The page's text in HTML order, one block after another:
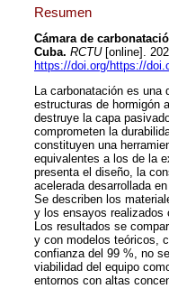
Resumen
Cámara de
Cuba. RCTU[online].
https://doi.org/https://
La carbonatación es una
estructuras de hormigón
destruye la capa
comprometen la
constituyen una
equivalentes a los de la
presenta el diseño, la
acelerada desarrollada
Se describen los
y los ensayos realizados
Los resultados se
y con modelos teóricos,
confianza del 99 %, no
viabilidad del equipo
entornos con altas